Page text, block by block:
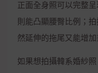
正面全身照可以完整
則能凸顯腰臀比例；
然延伸的拖尾又能增加
如果想拍攝韓系婚紗